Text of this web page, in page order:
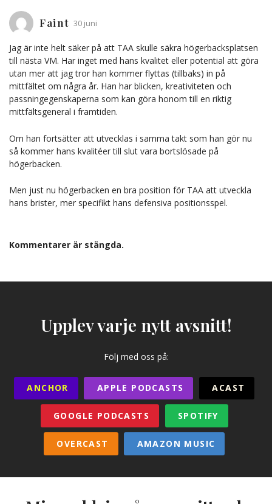
Faint 30 juni
Jag är inte helt säker på att TAA skulle säkra högerbacksplatsen
till nästa VM. Har inget med hans kvalitet eller potential att göra
utan mer att jag tror han kommer flyttas (tillbaks) in på
mittfältet om några år. Han har blicken, kreativiteten och
passningegenskaperna som kan göra honom till en riktig
mittfältsgeneral i framtiden.
Om han fortsätter att utvecklas i samma takt som han gör nu
så kommer hans kvalitéer till slut vara bortslösade på
högerbacken.
Men just nu högerbacken en bra position för TAA att utveckla
hans brister, mer specifikt hans defensiva positionsspel.
Kommentarer är stängda.
Upplev varje nytt avsnitt!
Följ med oss på:
ANCHOR APPLE PODCASTS ACAST
GOOGLE PODCASTS SPOTIFY
OVERCAST AMAZON MUSIC